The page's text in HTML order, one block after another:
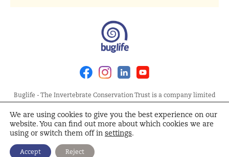
FacebookInstagramLinkedin
Buglife - The Invertebrate Conservation Trust is a company limited
by guarantee, registered in England at Allia Future Business Centre,
London Road, Peterborough PE2 8AN. Registered Charity No.
1092293 | Scottish Charity No. SC040004 | Company No. 04132695
Site Map Terms and Conditions
Policy
We are using cookies to give you the best experience on our
website. You can find out more about which cookies we are
using or switch them off in settings.
Accept Reject